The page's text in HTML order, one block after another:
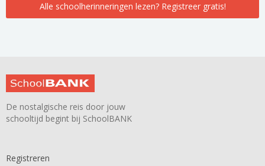
Alle schoolherinneringen lezen? Registreer gratis!
De nostalgische reis door jouw
schooltijd begint bij SchoolBANK
Registreren